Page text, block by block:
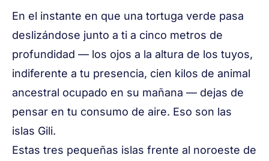
En el instante en que una tortuga verde pasa
deslizándose junto a ti a cinco metros de
profundidad — los ojos a la altura de los tuyos,
indiferente a tu presencia, cien kilos de animal
ancestral ocupado en su mañana — dejas de
pensar en tu consumo de aire. Eso son las
islas Gili.
Estas tres pequeñas islas frente al noroeste de